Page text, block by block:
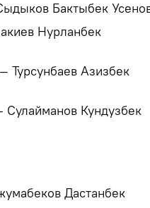
Бактыбек
Нурланбек
Турсунбаев Азизбек
Сулайманов Кундузбек
Дастанбек